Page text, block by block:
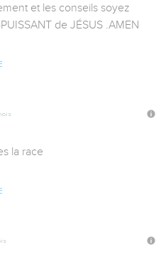
et les conseils soyez
de JÉSUS .AMEN
la race